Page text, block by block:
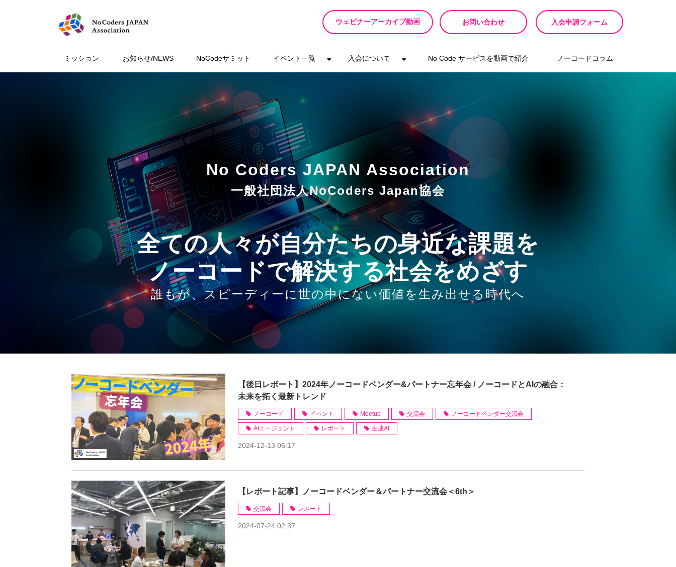
ウェビナーアーカイブ動画 お問い合わせ 入会申請フォーム
ミッション お知らせ/NEWS NoCodeサミット イベント一覧 入会について No Code サービスを動画で紹介 ノーコードコラム
No Coders JAPAN Association
一般社団法人NoCoders Japan協会
全ての人々が自分たちの身近な課題を
ノーコードで解決する社会をめざす
誰もが、スピーディーに世の中にない価値を生み出せる時代へ
【後日レポート】2024年ノーコードベンダー&パートナー忘年会 / ノーコードとAIの融合：
未来を拓く最新トレンド
ノーコード イベント Meetup 交流会 ノーコードベンダー交流会
AIエージェント レポート 生成AI
2024-12-13 06:17
【レポート記事】ノーコードベンダー＆パートナー交流会＜6th＞
交流会 レポート
2024-07-24 02:37